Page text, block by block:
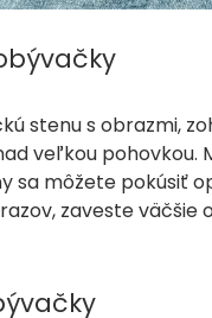
stenu s obrazmi,
veľkou
sa môžete pokúsiť
zaveste väčšie